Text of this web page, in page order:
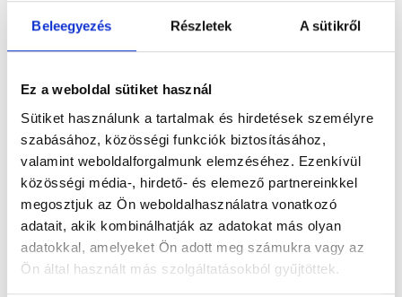
Beleegyezés Részletek A sütikről
Ez a weboldal sütiket használ
Sütiket használunk a tartalmak és hirdetések személyre
szabásához, közösségi funkciók biztosításához,
valamint weboldalforgalmunk elemzéséhez. Ezenkívül
közösségi média-, hirdető- és elemező partnereinkkel
megosztjuk az Ön weboldalhasználatra vonatkozó
adatait, akik kombinálhatják az adatokat más olyan
adatokkal, amelyeket Ön adott meg számukra vagy az
Ön által használt más szolgáltatásokból gyűjtöttek.
Főoldal Orvosok Gyógytornász
Gyógytornász, Budapest, XII. kerület Farkas Ildikó